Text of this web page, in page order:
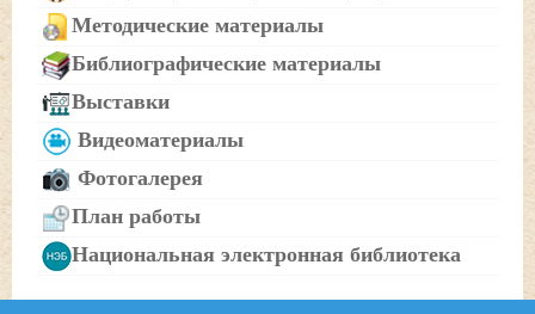
Методические материалы
Библиографические материалы
Выставки
Видеоматериалы
Фотогалерея
План работы
Национальная электронная библиотека